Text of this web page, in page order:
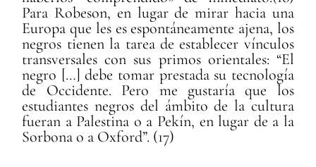
Para Robeson, en lugar de mirar hacia una
Europa que les es espontáneamente ajena, los
negros tienen la tarea de establecer vínculos
transversales con sus primos orientales: “El
negro […] debe tomar prestada su tecnología
de Occidente. Pero me gustaría que los
estudiantes negros del ámbito de la cultura
fueran a Palestina o a Pekín, en lugar de a la
Sorbona o a Oxford”. (17)